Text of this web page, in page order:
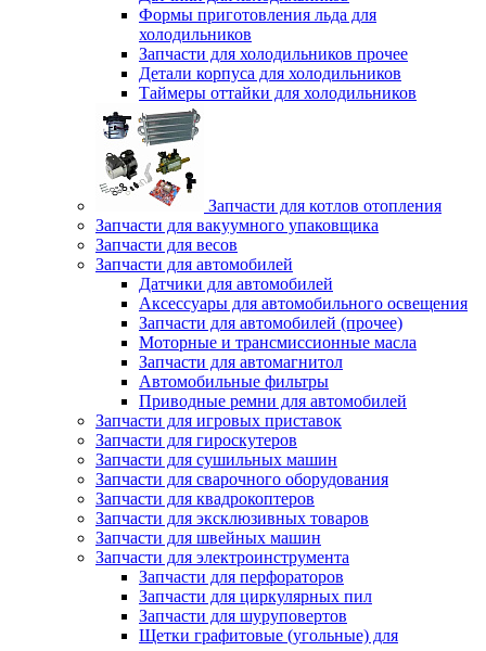
Формы приготовления льда для
холодильников
Запчасти для холодильников прочее
Детали корпуса для холодильников
Таймеры оттайки для холодильников
Запчасти для котлов отопления
Запчасти для вакуумного упаковщика
Запчасти для весов
Запчасти для автомобилей
Датчики для автомобилей
Аксессуары для автомобильного освещения
Запчасти для автомобилей (прочее)
Моторные и трансмиссионные масла
Запчасти для автомагнитол
Автомобильные фильтры
Приводные ремни для автомобилей
Запчасти для игровых приставок
Запчасти для гироскутеров
Запчасти для сушильных машин
Запчасти для сварочного оборудования
Запчасти для квадрокоптеров
Запчасти для эксклюзивных товаров
Запчасти для швейных машин
Запчасти для электроинструмента
Запчасти для перфораторов
Запчасти для циркулярных пил
Запчасти для шуруповертов
Щетки графитовые (угольные) для